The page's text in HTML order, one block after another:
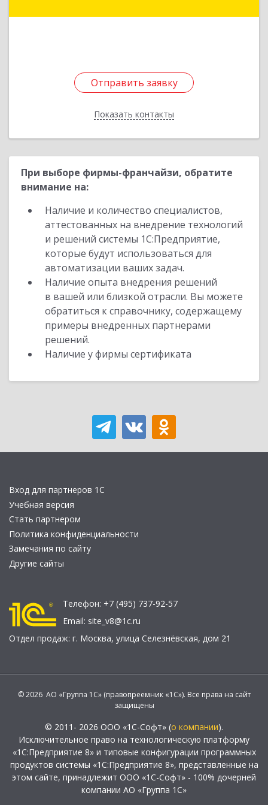
Отправить заявку
Показать контакты
Отправить заявку
Назад
При выборе фирмы-франчайзи, обратите
внимание на:
Наличие и количество специалистов,
аттестованных на внедрение технологий
и решений системы 1С:Предприятие,
которые будут использоваться для
автоматизации ваших задач.
Наличие опыта внедрения решений
в вашей или близкой отрасли. Вы можете
обратиться к справочнику, содержащему
примеры внедренных партнерами
решений.
Наличие у фирмы сертификата
Вход для партнеров 1С
Учебная версия
Стать партнером
Политика конфиденциальности
Замечания по сайту
Другие сайты
Телефон: +7 (495) 737-92-57
Email: site_v8@1c.ru
Отдел продаж: г. Москва, улица Селезнёвская, дом 21
© 2026 АО «Группа 1С» (правопреемник «1С»). Все права на сайт
защищены
© 2011- 2026 ООО «1С-Софт» (о компании).
Исключительное право на технологическую платформу
«1С:Предприятие 8» и типовые конфигурации программных
продуктов системы «1С:Предприятие 8», представленные на
этом сайте, принадлежит ООО «1С-Софт» - 100% дочерней
компании АО «Группа 1С»